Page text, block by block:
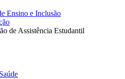
Ensino e Inclusão
de Assistência Estudantil